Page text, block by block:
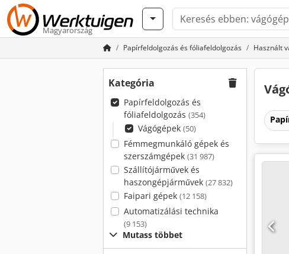
Magyarország
Papírfeldolgozás és fóliafeldolgozás Használt
Kategória
Papírfeldolgozás és
fóliafeldolgozás (354)
Vágógépek (50)
Fémmegmunkáló gépek és
szerszámgépek (31 987)
Szállítójárművek és
haszongépjárművek (27 832)
Faipari gépek (12 158)
Automatizálási technika
(9 153)
Mutass többet